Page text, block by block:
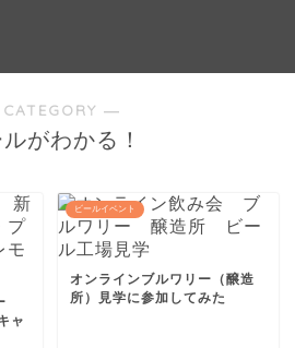
―
がわかる！
ャ
ビールイベント
オンラインブルワリー（醸造
所）見学に参加してみた